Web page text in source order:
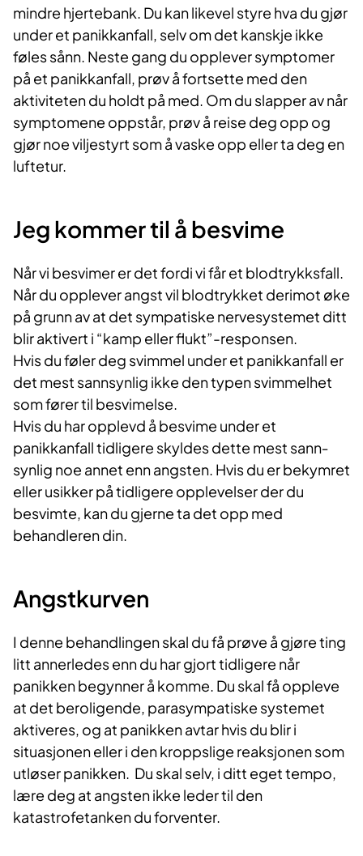
mindre hjertebank. Du kan likevel styre hva du gjør
under et panikkanfall, selv om det kanskje ikke
føles sånn. Neste gang du opplever symptomer
på et panikkanfall, prøv å fortsette med den
aktiviteten du holdt på med. Om du slapper av når
symptomene opp­står, prøv å reise deg opp og
gjør noe viljestyrt som å vaske opp eller ta deg en
luftetur.
Jeg kommer til å besvime
Når vi besvimer er det fordi vi får et blodtrykksfall.
Når du opplever angst vil blodtrykket derimot øke
på grunn av at det sympatiske nervesystemet ditt
blir aktivert i “kamp eller flukt”-responsen.
Hvis du føler deg svimmel under et panikkanfall er
det mest sannsynlig ikke den typen svimmelhet
som fører til besvimelse.
Hvis du har opplevd å besvime under et
panikkanfall tidligere skyldes dette mest sann­
synlig noe annet enn angsten. Hvis du er bekymret
eller usikker på tidligere opplevelser der du
besvimte, kan du gjerne ta det opp med
behandleren din.
Angstkurven
I denne behandlingen skal du få prøve å gjøre ting
litt annerledes enn du har gjort tidligere når
panikken be­gynner å komme. Du skal få oppleve
at det beroligende, parasympatiske systemet
aktiveres, og at panikken avtar hvis du blir i
situasjonen eller i den kroppslige reaksjonen som
utløser panikken. Du skal selv, i ditt eget tempo,
lære deg at angsten ikke leder til den
katastrofetanken du forventer.